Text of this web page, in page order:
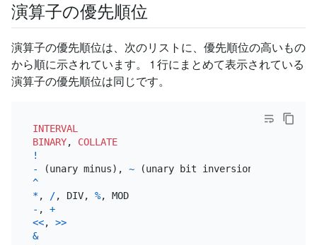
演算子の優先順位
演算子の優先順位は、次のリストに、優先順位の高いもの
から順に示されています。 1 行にまとめて表示されている
演算子の優先順位は同じです。
INTERVAL
BINARY, COLLATE
!
- (unary minus), ~
^
*, /, DIV, %
, MOD
- , +
<<, >>
&